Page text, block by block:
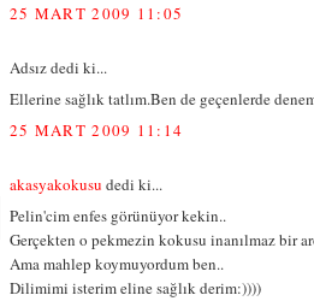
25 MART 2009 11:05
Adsız dedi ki...
Ellerine sağlık tatlım.Ben de geçenlerde
25 MART 2009 11:14
akasyakokusu dedi ki...
Pelin'cim enfes görünüyor kekin..
Gerçekten o pekmezin kokusu inanılmaz bir
Ama mahlep koymuyordum ben..
Dilimimi isterim eline sağlık derim:))))